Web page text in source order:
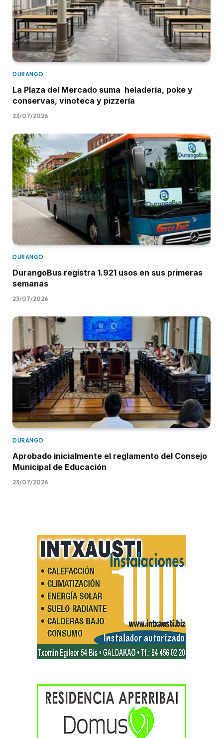
DURANGO
La Plaza del Mercado suma heladería, poke y
conservas, vinoteca y pizzería
23/07/2026
DURANGO
DurangoBus registra 1.921 usos en sus primeras
semanas
23/07/2026
DURANGO
Aprobado inicialmente el reglamento del Consejo
Municipal de Educación
23/07/2026